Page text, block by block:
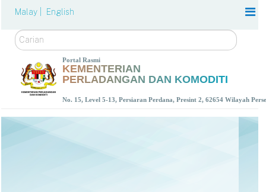
Malay | English
Carian
Portal Rasmi
KEMENTERIAN
PERLADANGAN DAN KOMODITI
No. 15, Level 5-13, Persiaran Perdana, Presint 2, 62654 Wilayah